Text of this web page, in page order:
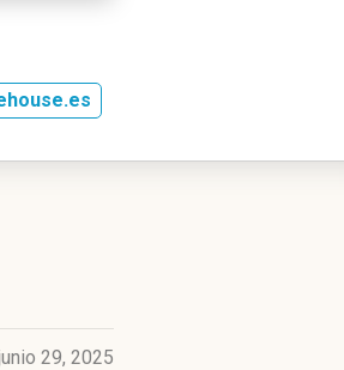
29, 2025